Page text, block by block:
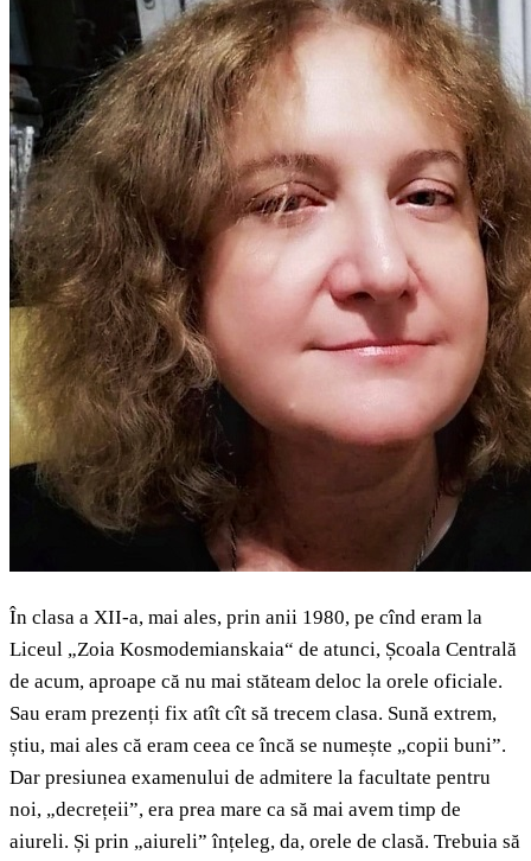
În clasa a XII-a, mai ales, prin anii 1980, pe cînd eram la
Liceul „Zoia Kosmodemianskaia“ de atunci, Școala Centrală
de acum, aproape că nu mai stăteam deloc la orele oficiale.
Sau eram prezenți fix atît cît să trecem clasa. Sună extrem,
știu, mai ales că eram ceea ce încă se numește „copii buni”.
Dar presiunea examenului de admitere la facultate pentru
noi, „decrețeii”, era prea mare ca să mai avem timp de
aiureli. Și prin „aiureli” înțeleg, da, orele de clasă. Trebuia să